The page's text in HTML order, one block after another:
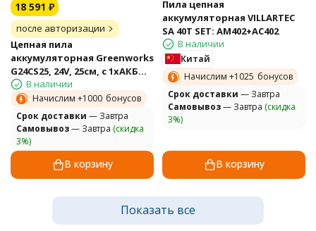
18 591 ₽
после авторизации
Цепная пила
аккумуляторная Greenworks
G24CS25, 24V, 25см, c 1хАКБ
8Ач и ЗУ
В наличии
Начислим +1000 бонусов
Cрок доставки — Завтра
Самовывоз— Завтра (скидка
3%)
В корзину
Пила цепная
аккумуляторная VILLARTEC
SA 40T SET: AM402+AC402
В наличии
Китай
Начислим +1025 бонусов
Cрок доставки — Завтра
Самовывоз— Завтра (скидка
3%)
В корзину
Показать все